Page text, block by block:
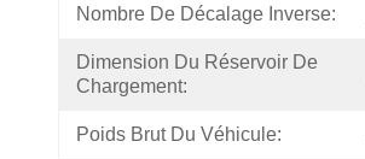
Nombre De Décalage Inverse:
Dimension Du Réservoir De
Chargement:
Poids Brut Du Véhicule: